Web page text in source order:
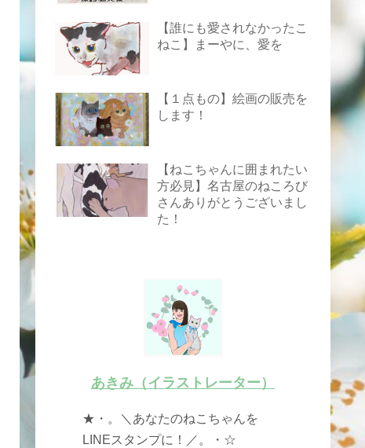
【誰にも愛されなかったこ
ねこ】まーやに、愛を
【１点もの】絵画の販売を
します！
【ねこちゃんに囲まれたい
方必見】名古屋のねころび
さんありがとうございまし
た！
あきみ（イラストレーター）
★・。＼あなたのねこちゃんを
LINEスタンプに！／。・☆